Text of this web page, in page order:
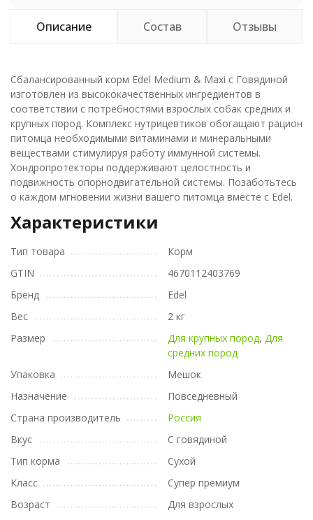
Описание Состав Отзывы
Сбалансированный корм Edel Medium & Maxi с Говядиной
изготовлен из высококачественных ингредиентов в
соответствии с потребностями взрослых собак средних и
крупных пород. Комплекс нутрицевтиков обогащают рацион
питомца необходимыми витаминами и минеральными
веществами стимулируя работу иммунной системы.
Хондропротекторы поддерживают целостность и
подвижность опорнодвигательной системы. Позаботьтесь
о каждом мгновении жизни вашего питомца вместе с Edel.
Характеристики
Тип товара
Корм
GTIN
4670112403769
Бренд
Edel
Вес
2 кг
Размер
Для крупных пород, Для
средних пород
Упаковка
Мешок
Назначение
Повседневный
Страна производитель
Россия
Вкус
С говядиной
Тип корма
Сухой
Класс
Супер премиум
Возраст
Для взрослых